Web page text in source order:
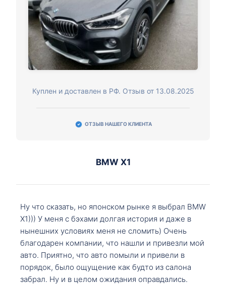
Куплен и доставлен в РФ. Отзыв от 13.08.2025
ОТЗЫВ НАШЕГО КЛИЕНТА
BMW X1
Ну что сказать, но японском рынке я выбрал BMW
X1))) У меня с бэхами долгая история и даже в
нынешних условиях меня не сломить) Очень
благодарен компании, что нашли и привезли мой
авто. Приятно, что авто помыли и привели в
порядок, было ощущение как будто из салона
забрал. Ну и в целом ожидания оправдались.